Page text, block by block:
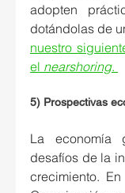
adopten
dotándolas de
nuestro
el nearshoring.
5) Prospectivas
La economía
desafíos de la
crecimiento.